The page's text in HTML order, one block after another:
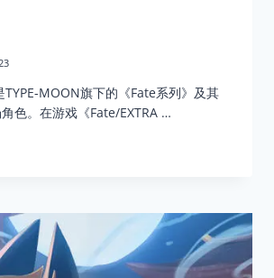
TYPE-MOON旗下的《Fate系列》及其
色。在游戏《Fate/EXTRA …